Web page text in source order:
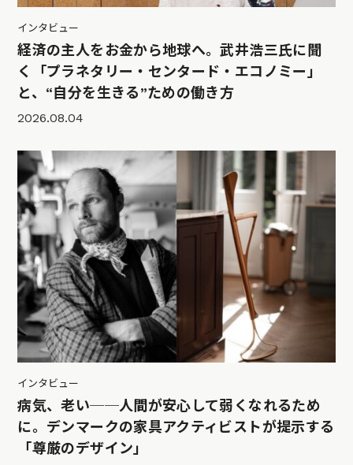
インタビュー
経済の主人をお金から地球へ。武井浩三氏に聞
く「プラネタリー・センタード・エコノミー」
と、“自分を生きる”ための働き方
2026.08.04
インタビュー
病気、老い──人間が安心して弱くなれるため
に。デンマークの家具アクティビストが提示する
「尊厳のデザイン」